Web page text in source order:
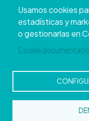
Usamos cookies
estadísticas y
o gestionarlas en
Cookie
Aviso
Accesibilidad